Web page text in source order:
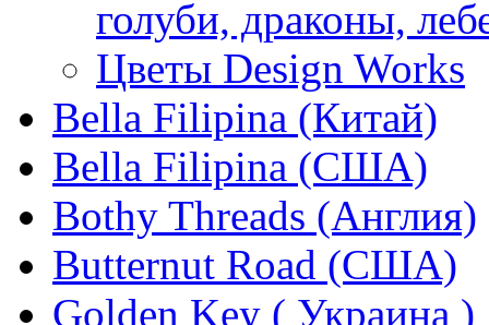
голуби, драконы,
Цветы Design Works
Bella Filipina (Китай)
Bella Filipina (США)
Bothy Threads (Англия)
Butternut Road (США)
Golden Key ( Украина )